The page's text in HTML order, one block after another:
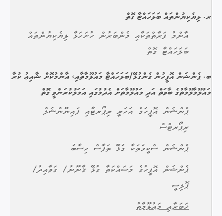
ރ. ލިޔެކިޔުންތައް ބަލަހައްޓާ ގޮތް
އާންމު ފަރާތްތަކާއި މެންބަރުން ހުށަހަޅާ ލިޔެކިޔުންތައް
ބަލަހައްޓާ ގޮތް
ބ. ޕެންޝަން އޮފީހުން ގެންގުޅޭ/ބަލަހައްޓާ މައުލޫމާތާއި، އާންމުކޮށް ޝާއިޢު ކުރާ
މައުލޫމާލޫމާތުގެ ބާވަތް އަދި މަޢުލޫމާތަށް އެދުމުގައި އަމަލުކުރަންވީ ގޮތް
ޕެންޝަން އޮފީހުގެ އަހަރީ ރިޕޯރޓާއި ފައިނޭންޝަލް
ރިޕޯރޓްސް
ޕެންޝަން ސްކީމުތަކާ ގުޅޭ ތަފާސް ހިސާބު
ޕެންޝަން އޮފީހުގެ މަސައްކަތާ ގުޅޭ ޤާނޫނު/ ގަވާއިދު/
ޕޮލިސީ
ޚަބަރާއި މައުލޫމާތު